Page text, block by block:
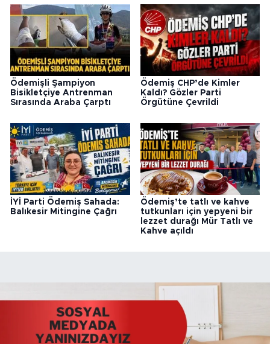
Ödemişli Şampiyon
Bisikletçiye Antrenman
Sırasında Araba Çarptı
Ödemiş CHP’de Kimler
Kaldı? Gözler Parti
Örgütüne Çevrildi
İYİ Parti Ödemiş Sahada:
Balıkesir Mitingine Çağrı
Ödemiş’te tatlı ve kahve
tutkunları için yepyeni bir
lezzet durağı Mür Tatlı ve
Kahve açıldı